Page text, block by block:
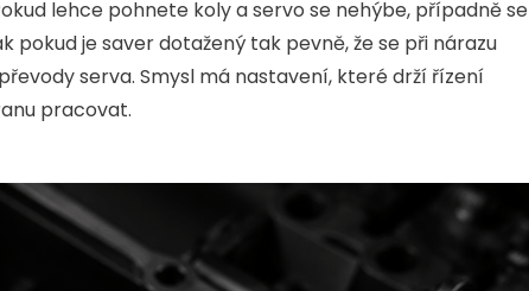
lehce pohnete koly a servo se nehýbe, případně se
pokud je saver dotažený tak pevně, že se při nárazu
serva. Smysl má nastavení, které drží řízení
pracovat.